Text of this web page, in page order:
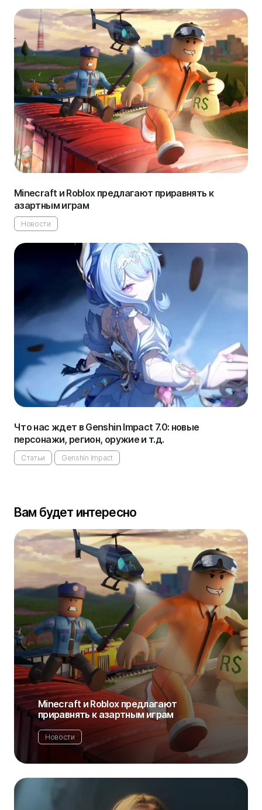
Minecraft и Roblox предлагают приравнять к
азартным играм
Новости
Что нас ждет в Genshin Impact 7.0: новые
персонажи, регион, оружие и т.д.
Статьи Genshin Impact
Вам будет интересно
Minecraft и Roblox предлагают
приравнять к азартным играм
Новости